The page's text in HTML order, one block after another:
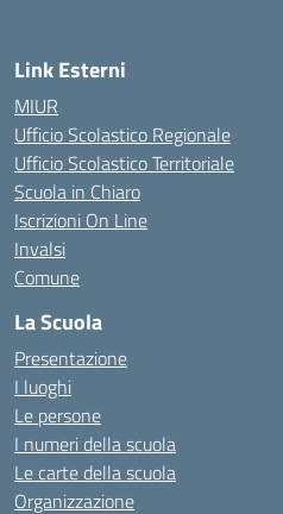
Link Esterni
MIUR
Ufficio Scolastico Regionale
Ufficio Scolastico Territoriale
Scuola in Chiaro
Iscrizioni On Line
Invalsi
Comune
La Scuola
Presentazione
I luoghi
Le persone
I numeri della scuola
Le carte della scuola
Organizzazione